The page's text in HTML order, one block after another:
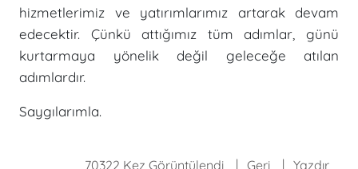
hizmetlerimiz ve yatırımlarımız artarak devam
edecektir. Çünkü attığımız tüm adımlar, günü
kurtarmaya yönelik değil geleceğe atılan
adımlardır.
Saygılarımla.
70322 Kez Görüntülendi Geri Yazdır